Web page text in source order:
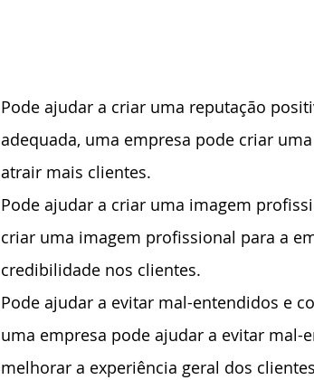
Pode ajudar a criar uma reputação
adequada, uma empresa pode criar
atrair mais clientes.
Pode ajudar a criar uma imagem
criar uma imagem profissional para a
credibilidade nos clientes.
Pode ajudar a evitar mal-entendidos e
uma empresa pode ajudar a evitar
melhorar a experiência geral dos